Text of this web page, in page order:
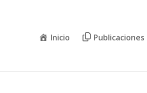
Inicio Publicaciones